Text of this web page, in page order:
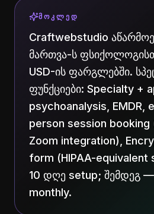
ᲛᲝᲙᲚᲔᲓ
Craftwebstudio
მართვა-ს
USD-ის ფარგლებში.
ფუნქციები: Specialty +
psychoanalysis, EMDR,
person session booking
Zoom integration),
form (HIPAA-equivalent
10 დღე setup; შემდეგ
monthly.